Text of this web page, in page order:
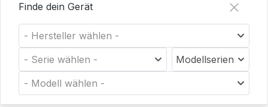
Finde dein Gerät
- Hersteller wählen -
- Serie wählen -
Modellserien
- Modell wählen -